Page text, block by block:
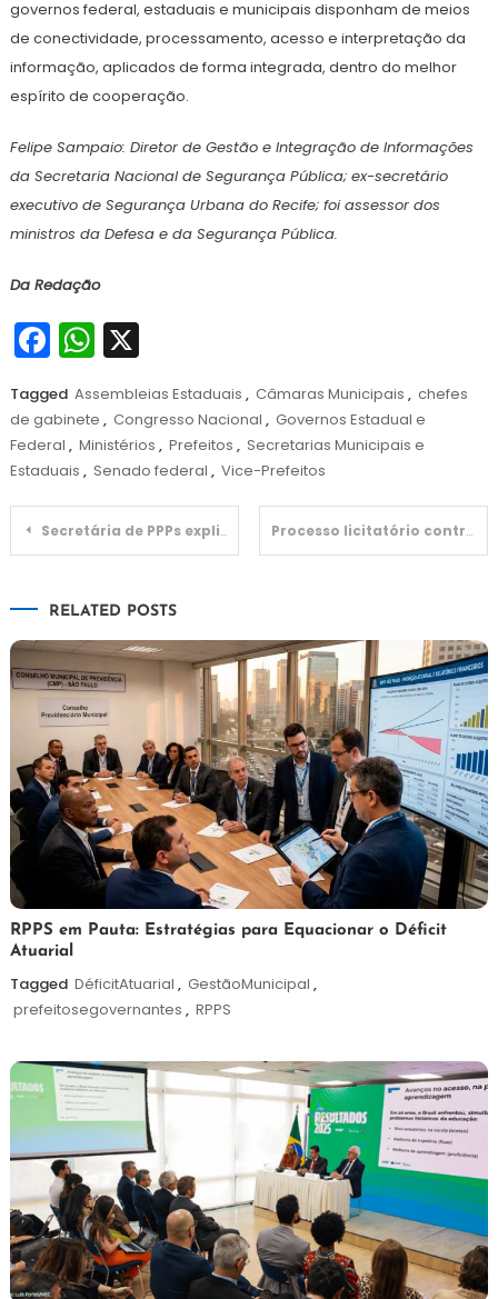
governos federal, estaduais e municipais disponham de meios
de conectividade, processamento, acesso e interpretação da
informação, aplicados de forma integrada, dentro do melhor
espírito de cooperação.
Felipe Sampaio: Diretor de Gestão e Integração de Informações
da Secretaria Nacional de Segurança Pública; ex-secretário
executivo de Segurança Urbana do Recife; foi assessor dos
ministros da Defesa e da Segurança Pública.
Da Redação
Facebook
WhatsApp
X
Tagged Assembleias Estaduais , Câmaras Municipais , chefes
de gabinete , Congresso Nacional , Governos Estadual e
Federal , Ministérios , Prefeitos , Secretarias Municipais e
Estaduais , Senado federal , Vice-Prefeitos
Navegação
Secretária de PPPs explica o mercado e próximos passos Processo licitatório contratará empresa para cuidar de semáforos
RELATED POSTS
7
de
agosto
2026
Redação
RPPS em Pauta: Estratégias para Equacionar o Déficit
Atuarial
Tagged DéficitAtuarial , GestãoMunicipal ,
prefeitosegovernantes , RPPS